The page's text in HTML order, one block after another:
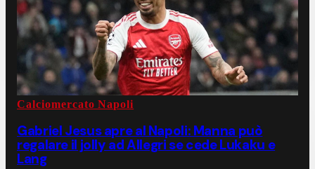
Calciomercato Napoli
Gabriel Jesus apre al Napoli: Manna può
regalare il jolly ad Allegri se cede Lukaku e
Lang